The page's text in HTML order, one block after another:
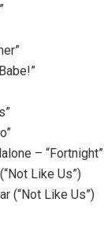
– “Fortnight”
Like Us”)
(“Not Like Us”)